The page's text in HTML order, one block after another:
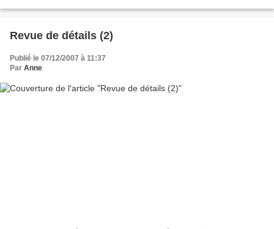
Revue de détails (2)
Publié le 07/12/2007 à 11:37
Par Anne